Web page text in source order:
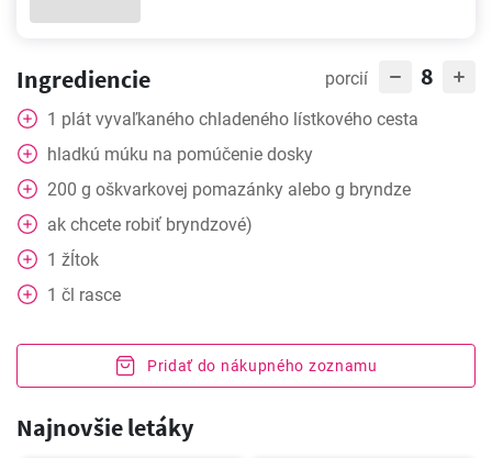
Ingrediencie porcií 8
1 plát vyvaľkaného chladeného lístkového cesta
hladkú múku na pomúčenie dosky
200 g oškvarkovej pomazánky alebo g bryndze
ak chcete robiť bryndzové)
1 žĺtok
1 čl rasce
Pridať do nákupného zoznamu
Najnovšie letáky